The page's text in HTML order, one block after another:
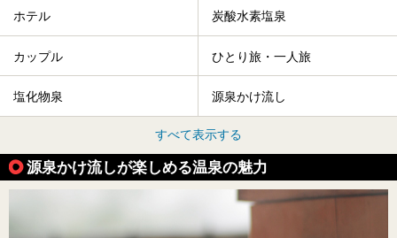
ホテル 炭酸水素塩泉
カップル ひとり旅・一人旅
塩化物泉 源泉かけ流し
すべて表示する
源泉かけ流しが楽しめる温泉の魅力